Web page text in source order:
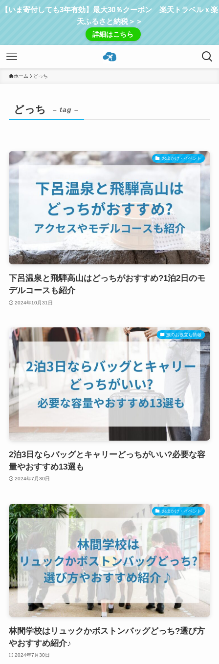
【いま寄付しても3年有効】最大30％クーポン 楽天トラベルｘ楽
天ふるさと納税＞＞
詳細はこちら
ホーム どっち
どっち – tag –
お出かけ・イベント
下呂温泉と飛騨高山はどっちがおすすめ?1泊2日のモ
デルコースも紹介
2024年10月31日
旅のお役立ち情報
2泊3日ならバッグとキャリーどっちがいい?必要な容
量やおすすめ13選も
2024年7月30日
お出かけ・イベント
林間学校はリュックかボストンバッグどっち?選び方
やおすすめ紹介♪
2024年7月30日